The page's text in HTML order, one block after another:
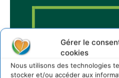
Gérer le
cookies
Nous utilisons des technologies
stocker et/ou accéder aux